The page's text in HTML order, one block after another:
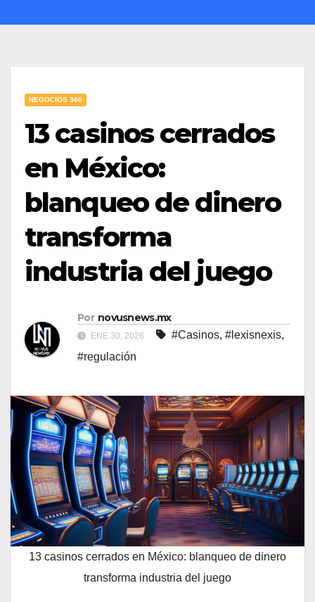
NEGOCIOS 360
13 casinos cerrados
en México:
blanqueo de dinero
transforma
industria del juego
Por novusnews.mx
ENE 30, 2026 #Casinos, #lexisnexis,
#regulación
13 casinos cerrados en México: blanqueo de dinero
transforma industria del juego